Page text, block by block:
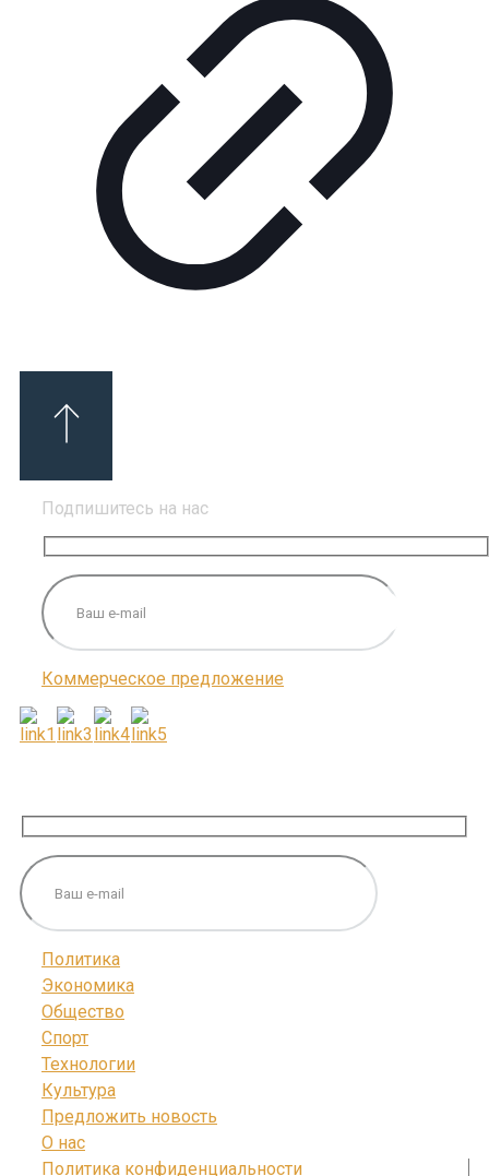
Подпишитесь на нас
Коммерческое предложение
Политика
Экономика
Общество
Спорт
Технологии
Культура
Предложить новость
О нас
Политика конфиденциальности